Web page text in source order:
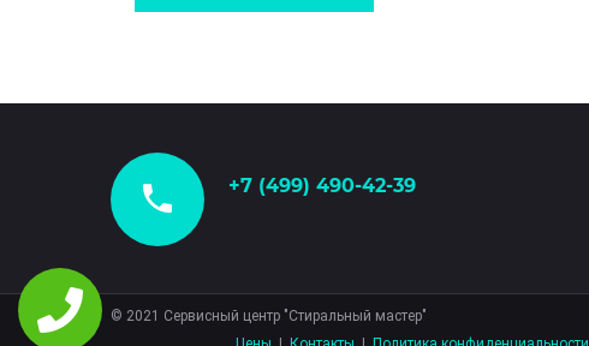
+7 (499) 490-42-39
© 2021 Сервисный центр "Стиральный мастер"